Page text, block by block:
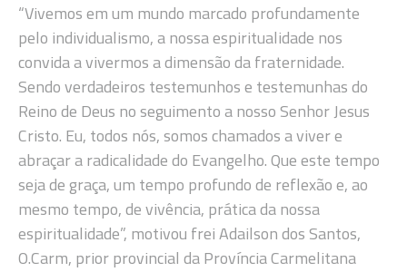
“Vivemos em um mundo marcado profundamente
pelo individualismo, a nossa espiritualidade nos
convida a vivermos a dimensão da fraternidade.
Sendo verdadeiros testemunhos e testemunhas do
Reino de Deus no seguimento a nosso Senhor Jesus
Cristo. Eu, todos nós, somos chamados a viver e
abraçar a radicalidade do Evangelho. Que este tempo
seja de graça, um tempo profundo de reflexão e, ao
mesmo tempo, de vivência, prática da nossa
espiritualidade”, motivou frei Adailson dos Santos,
O.Carm, prior provincial da Província Carmelitana